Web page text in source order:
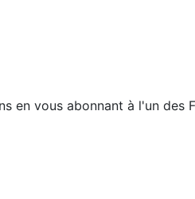
en vous abonnant à l'un des